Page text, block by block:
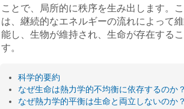
ことで、局所的に秩序を生み出します。
は、継続的なエネルギーの流れによって
能し、生物が維持され、生命が存在する
す。
科学的要約
なぜ生命は熱力学的不均衡に依存するのか？
なぜ熱力学的平衡は生命と両立しないのか？